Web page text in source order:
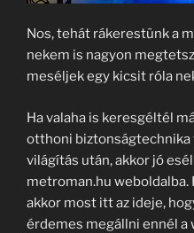
Nos, tehát rákerestünk a
nekem is nagyon
meséljek egy kicsit róla
Ha valaha is keresgéltél
otthoni biztonságtechnika
világítás után, akkor jó
metroman.hu
akkor most itt az ideje,
érdemes megállni ennél a